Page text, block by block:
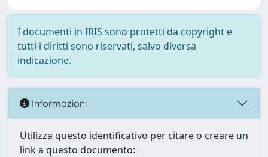
I documenti in IRIS sono protetti da copyright e
tutti i diritti sono riservati, salvo diversa
indicazione.
Informazioni
Utilizza questo identificativo per citare o creare un
link a questo documento: